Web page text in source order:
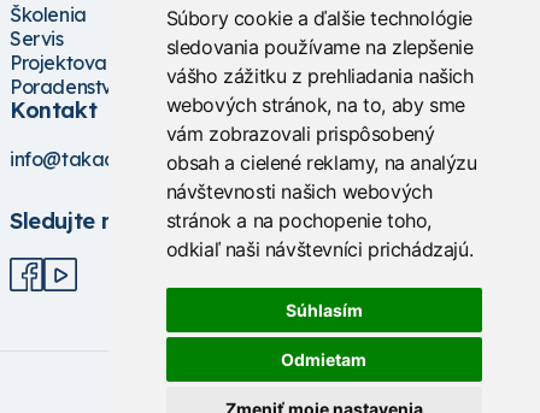
Súbory cookie a ďalšie technológie
sledovania používame na zlepšenie
vášho zážitku z prehliadania našich
webových stránok, na to, aby sme
vám zobrazovali prispôsobený
obsah a cielené reklamy, na analýzu
návštevnosti našich webových
stránok a na pochopenie toho,
odkiaľ naši návštevníci prichádzajú.
Súhlasím
Odmietam
Zmeniť moje nastavenia
Školenia
Servis
Projektovanie
Poradenstvo
Kontakt
info@takacs.sk
Sledujte nás